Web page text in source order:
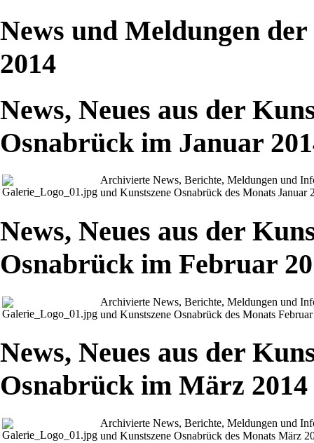
News und Meldungen
2014
News, Neues aus der
Osnabrück im Januar
Archivierte News, Berichte, Meldungen und
und Kunstszene Osnabrück des Monats Januar
News, Neues aus der
Osnabrück im Februar
Archivierte News, Berichte, Meldungen und
und Kunstszene Osnabrück des Monats
News, Neues aus der
Osnabrück im März 2014
Archivierte News, Berichte, Meldungen und
und Kunstszene Osnabrück des Monats März